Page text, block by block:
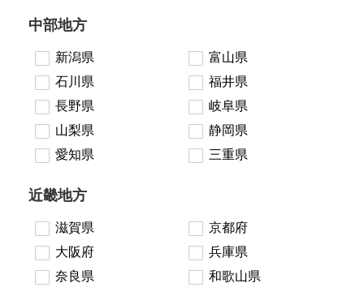
中部地方
新潟県
富山県
石川県
福井県
長野県
岐阜県
山梨県
静岡県
愛知県
三重県
近畿地方
滋賀県
京都府
大阪府
兵庫県
奈良県
和歌山県